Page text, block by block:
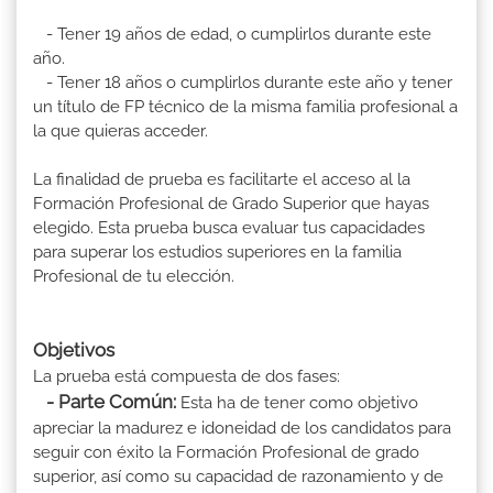
- Tener 19 años de edad, o cumplirlos durante este
año.
- Tener 18 años o cumplirlos durante este año y tener
un título de FP técnico de la misma familia profesional a
la que quieras acceder.
La finalidad de prueba es facilitarte el acceso al la
Formación Profesional de Grado Superior que hayas
elegido. Esta prueba busca evaluar tus capacidades
para superar los estudios superiores en la familia
Profesional de tu elección.
Objetivos
La prueba está compuesta de dos fases:
- Parte Común: Esta ha de tener como objetivo
apreciar la madurez e idoneidad de los candidatos para
seguir con éxito la Formación Profesional de grado
superior, así como su capacidad de razonamiento y de